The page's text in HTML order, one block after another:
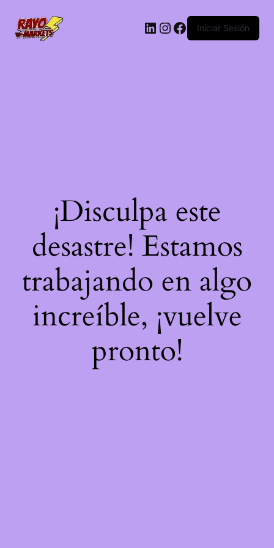
LinkedIn
Instagram
Facebook
Iniciar Sesión
¡Disculpa este
desastre! Estamos
trabajando en algo
increíble, ¡vuelve
pronto!